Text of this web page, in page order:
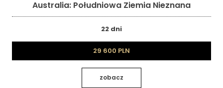
Australia: Południowa Ziemia Nieznana
22 dni
29 600 PLN
zobacz